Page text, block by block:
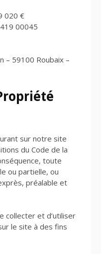
020 €
00045
– 59100 Roubaix –
sur notre site
du Code de la
toute
ou partielle, ou
préalable et
collecter et d’utiliser
le site à des fins